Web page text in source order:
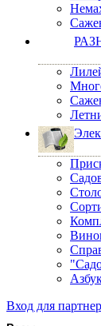
Вход для